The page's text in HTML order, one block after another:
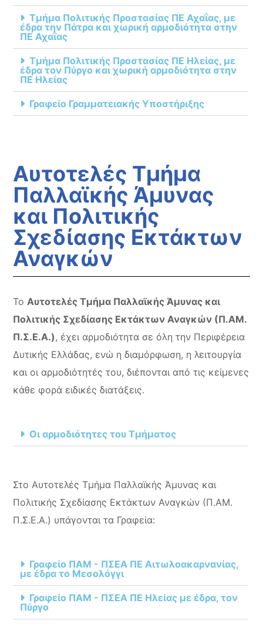
Τμήμα Πολιτικής Προστασίας ΠΕ Αχαΐας, με
έδρα την Πάτρα και χωρική αρμοδιότητα στην
ΠΕ Αχαΐας
Τμήμα Πολιτικής Προστασίας ΠΕ Ηλείας, με
έδρα τον Πύργο και χωρική αρμοδιότητα στην
ΠΕ Ηλείας
Γραφείο Γραμματειακής Υποστήριξης
Αυτοτελές Τμήμα
Παλλαϊκής Άμυνας
και Πολιτικής
Σχεδίασης Εκτάκτων
Αναγκών
ΤοΑυτοτελές Τμήμα Παλλαϊκής Άμυνας και
Πολιτικής Σχεδίασης Εκτάκτων Αναγκών (Π.ΑΜ.
Π.Σ.Ε.Α.), έχει αρμοδιότητα σε όλη την Περιφέρεια
Δυτικής Ελλάδας, ενώ η διαμόρφωση, η λειτουργία
και οι αρμοδιότητές του, διέπονται από τις κείμενες
κάθε φορά ειδικές διατάξεις.
Οι αρμοδιότητες του Τμήματος
Στο Αυτοτελές Τμήμα Παλλαϊκής Άμυνας και
Πολιτικής Σχεδίασης Εκτάκτων Αναγκών (Π.ΑΜ.
Π.Σ.Ε.Α.) υπάγονται τα Γραφεία:
Γραφείο ΠΑΜ - ΠΣΕΑ ΠΕ Αιτωλοακαρνανίας,
με έδρα το Μεσολόγγι
Γραφείο ΠΑΜ - ΠΣΕΑ ΠΕ Ηλείας με έδρα, τον
Πύργο